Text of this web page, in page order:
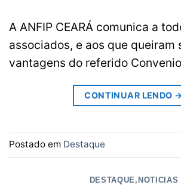
A ANFIP CEARÁ comunica a
associados, e aos que queiram
vantagens do referido Convenio
CONTINUAR LENDO →
Postado em Destaque
DESTAQUE, NOTICIAS